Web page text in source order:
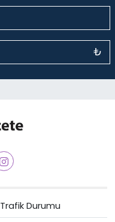
₺
Trafik Durumu